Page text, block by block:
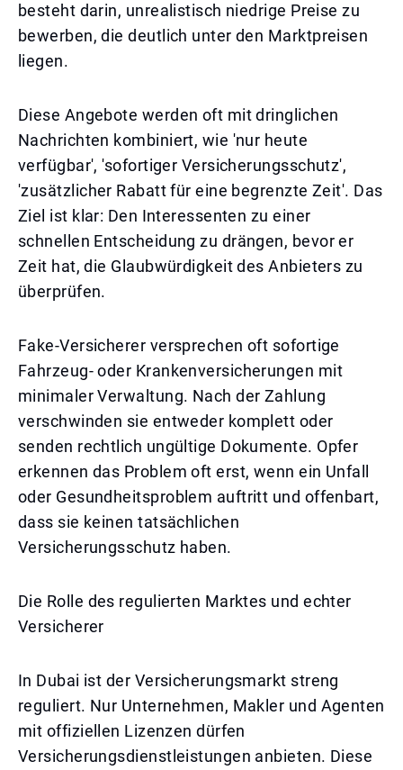
besteht darin, unrealistisch niedrige Preise zu
bewerben, die deutlich unter den Marktpreisen
liegen.
Diese Angebote werden oft mit dringlichen
Nachrichten kombiniert, wie 'nur heute
verfügbar', 'sofortiger Versicherungsschutz',
'zusätzlicher Rabatt für eine begrenzte Zeit'. Das
Ziel ist klar: Den Interessenten zu einer
schnellen Entscheidung zu drängen, bevor er
Zeit hat, die Glaubwürdigkeit des Anbieters zu
überprüfen.
Fake-Versicherer versprechen oft sofortige
Fahrzeug- oder Krankenversicherungen mit
minimaler Verwaltung. Nach der Zahlung
verschwinden sie entweder komplett oder
senden rechtlich ungültige Dokumente. Opfer
erkennen das Problem oft erst, wenn ein Unfall
oder Gesundheitsproblem auftritt und offenbart,
dass sie keinen tatsächlichen
Versicherungsschutz haben.
Die Rolle des regulierten Marktes und echter
Versicherer
In Dubai ist der Versicherungsmarkt streng
reguliert. Nur Unternehmen, Makler und Agenten
mit offiziellen Lizenzen dürfen
Versicherungsdienstleistungen anbieten. Diese